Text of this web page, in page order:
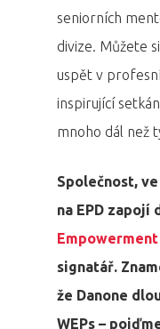
seniorních
divize. Můžete
uspět v
inspirující
mnoho dál než
Společnost,
na EPD zapojí
signatář.
že Danone
WEPs –